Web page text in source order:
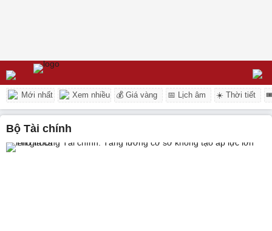
Mới nhất Xem nhiều 💰 Giá vàng 📅 Lịch âm ☀️ Thời tiết
Bộ Tài chính